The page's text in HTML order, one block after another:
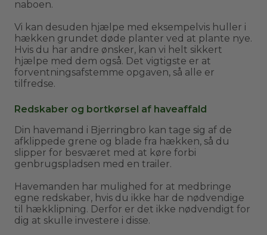
naboen.
Vi kan desuden hjælpe med eksempelvis huller i
hækken grundet døde planter ved at plante nye.
Hvis du har andre ønsker, kan vi helt sikkert
hjælpe med dem også. Det vigtigste er at
forventningsafstemme opgaven, så alle er
tilfredse.
Redskaber og bortkørsel af haveaffald
Din havemand i Bjerringbro kan tage sig af de
afklippede grene og blade fra hækken, så du
slipper for besværet med at køre forbi
genbrugspladsen med en trailer.
Havemanden har mulighed for at medbringe
egne redskaber, hvis du ikke har de nødvendige
til hækklipning. Derfor er det ikke nødvendigt for
dig at skulle investere i disse.